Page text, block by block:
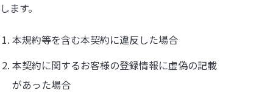
します。
本規約等を含む本契約に違反した場合
本契約に関するお客様の登録情報に虚偽の記載
があった場合